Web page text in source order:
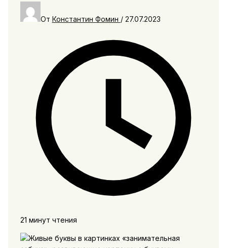
От Константин Фомин / 27.07.2023
21 минут чтения